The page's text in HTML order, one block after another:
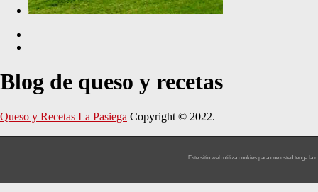
Blog de queso y recetas
Queso y Recetas La Pasiega Copyright © 2022.
Este sitio web utiliza cookies para que usted tenga la